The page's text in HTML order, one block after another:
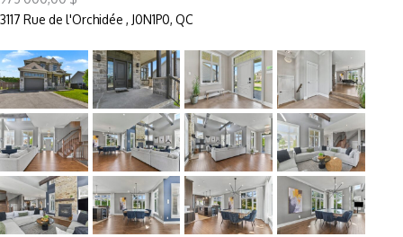
3117 Rue de l'Orchidée , J0N1P0, QC